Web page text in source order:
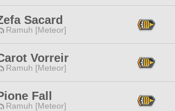
Sacard
Ramuh [Meteor]
Vorreir
Ramuh [Meteor]
Fall
Ramuh [Meteor]